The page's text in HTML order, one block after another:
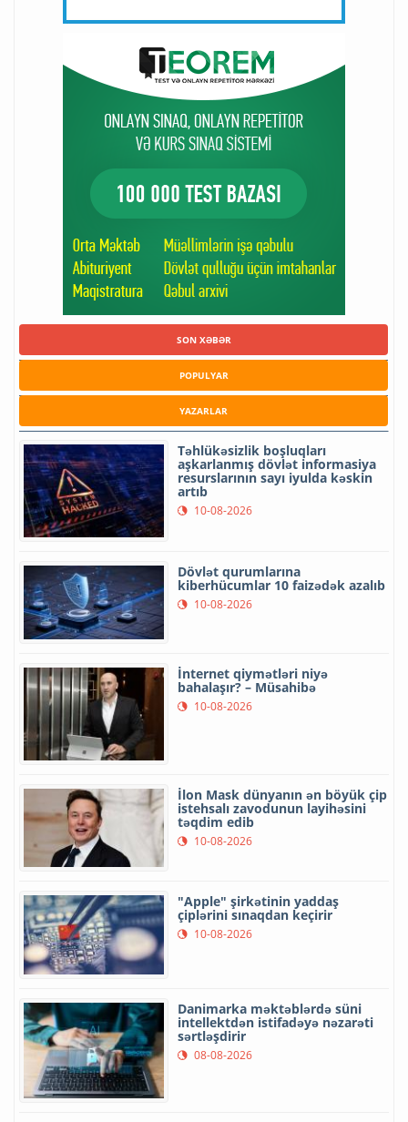
SON XƏBƏR
POPULYAR
YAZARLAR
Təhlükəsizlik boşluqları
aşkarlanmış dövlət informasiya
resurslarının sayı iyulda kəskin
artıb
10-08-2026
Dövlət qurumlarına
kiberhücumlar 10 faizədək azalıb
10-08-2026
İnternet qiymətləri niyə
bahalaşır? – Müsahibə
10-08-2026
İlon Mask dünyanın ən böyük çip
istehsalı zavodunun layihəsini
təqdim edib
10-08-2026
"Apple" şirkətinin yaddaş
çiplərini sınaqdan keçirir
10-08-2026
Danimarka məktəblərdə süni
intellektdən istifadəyə nəzarəti
sərtləşdirir
08-08-2026